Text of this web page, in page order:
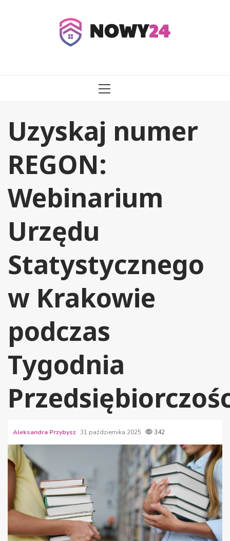
MENU
Uzyskaj numer
REGON:
Webinarium
Urzędu
Statystycznego
w Krakowie
podczas
Tygodnia
Aleksandra Przybysz 31 października 2025 342